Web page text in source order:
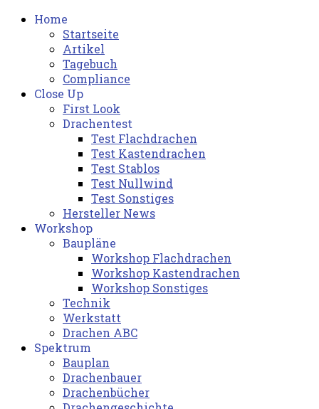
Home
Startseite
Artikel
Tagebuch
Compliance
Close Up
First Look
Drachentest
Test Flachdrachen
Test Kastendrachen
Test Stablos
Test Nullwind
Test Sonstiges
Hersteller News
Workshop
Baupläne
Workshop Flachdrachen
Workshop Kastendrachen
Workshop Sonstiges
Technik
Werkstatt
Drachen ABC
Spektrum
Bauplan
Drachenbauer
Drachenbücher